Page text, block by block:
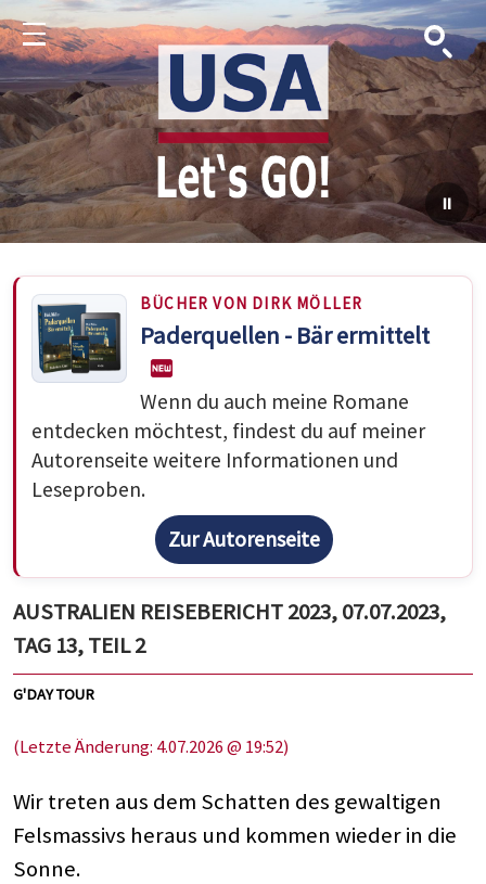
Menu Suche
BÜCHER VON DIRK MÖLLER
Paderquellen - Bär ermittelt
Wenn du auch meine Romane
entdecken möchtest, findest du auf meiner
Autorenseite weitere Informationen und
Leseproben.
Zur Autorenseite
AUSTRALIEN REISEBERICHT 2023, 07.07.2023,
TAG 13, TEIL 2
G'DAY TOUR
(Letzte Änderung: 4.07.2026 @ 19:52)
Wir treten aus dem Schatten des gewaltigen
Felsmassivs heraus und kommen wieder in die
Sonne.